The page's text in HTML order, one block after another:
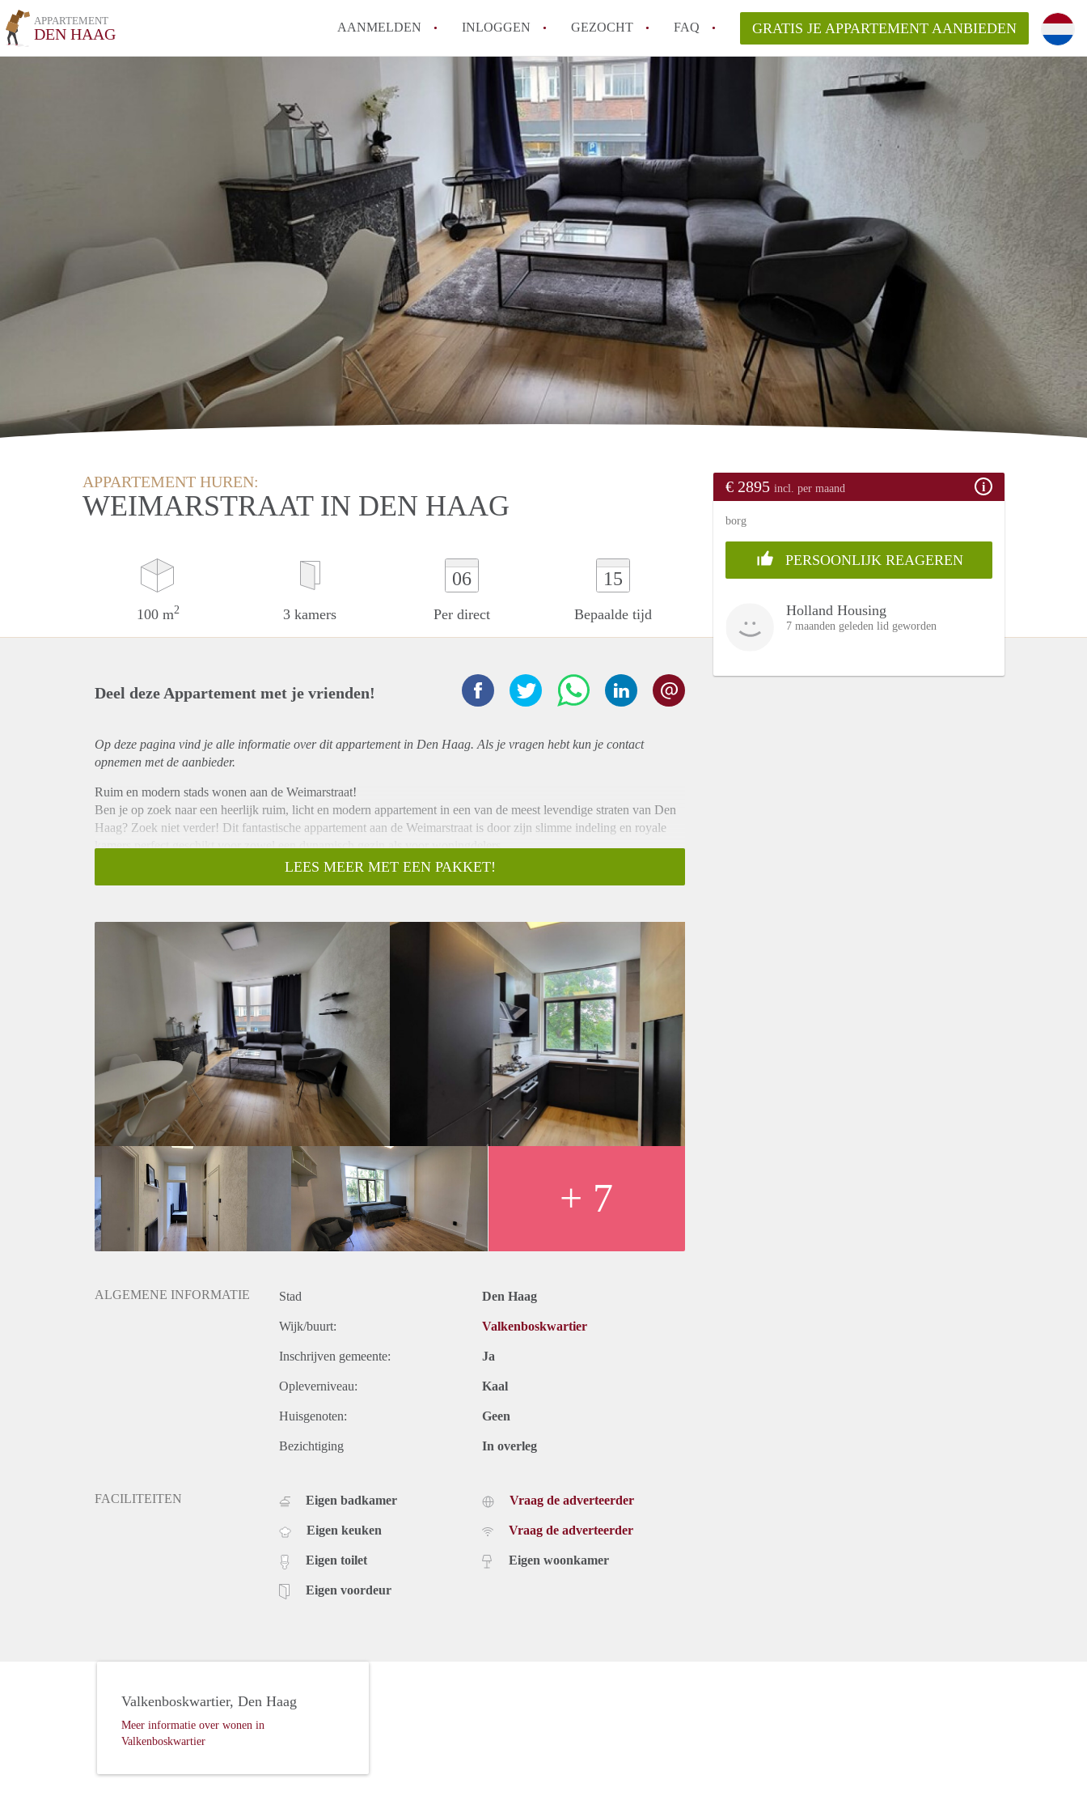
APPARTEMENT
DEN HAAG AANMELDEN INLOGGEN GEZOCHT FAQ
How to translate AppartementDenHaag!
Wat is Appartement-DenHaag?
Hoeveel kost het om te reageren op een Appartement in Den Haag?
Wat is de privacyverklaring van Appartement-DenHaag?
Berekent Appartement-DenHaag
makelaarsvergoeding/bemiddelingsvergoeding?
Alle veelgestelde vragen
GRATIS JE APPARTEMENT AANBIEDEN
APPARTEMENT HUREN:
WEIMARSTRAAT IN DEN HAAG
100 m2 3 kamers
06
Per direct
15
Bepaalde tijd
€ 2895 incl. per maand
borg
PERSOONLIJK REAGEREN
Holland Housing
7 maanden geleden lid geworden
Deel deze Appartement met je vrienden!
Op deze pagina vind je alle informatie over ditappartementin Den Haag. Als je vragen hebt kun je contact
opnemen met de aanbieder.
Ruim en modern stads wonen aan de Weimarstraat!
Ben je op zoek naar een heerlijk ruim, licht en modern appartement in een van de meest levendige straten van Den
Haag? Zoek niet verder! Dit fantastische appartement aan de Weimarstraat is door zijn slimme indeling en royale
kamers perfect geschikt voor zowel een dynamisch gezin als voor woningdelers.
Comfortabel & Stijlvol Binnenkomen
Bij binnenkomst valt direct de nette afwerking op. Het appartement beschikt over een royale, lichte woonkamer en
De moderne, strakke zwarte keuken is van alle gemakken voorzien, inclusief een gaskookplaat en een prachtig
uitzicht op het groen aan de achterzijde. De badkamer is een plaatje met een luxe inloopdouche met zwart stalen
frame, een breed wasmeubel met dubbele kranen en een handige, subtiel weggewerkte opstelling voor de
wasmachine en droger. Daarnaast is er een modern, separaat toilet aanwezig.
Wonen in het bruisende Regentessekwartier
De Weimarstraat staat bekend om haar gezellige, multiculturele en dorpse karakter midden in de stad. Werkelijk
alles wat je nodig hebt ligt binnen handbereik:
Winkels & Dagelijkse boodschappen: Van grote supermarkten tot lokale speciaalzaken, bakkers en biologische
winkels; je vindt het direct voor de deur.
Horeca & Cultuur: De straat en het nabijgelegen Regentesseplein barsten van de gezellige koffiebarretjes,
lunchrooms, pop-up stores en diverse restaurants.
Bereikbaarheid: Het openbaar vervoer (tram 3, 11 en 12) stopt om de hoek, waardoor je binnen no-time op het
Centraal Station, in het centrum van Den Haag of op het strand van Scheveningen bent.
Groen en Scholen: Verschillende parken, speeltuinen en (internationale) scholen liggen in de directe omgeving, wat
het ook voor gezinnen een toplocatie maakt.
Bijzonderheden:
Zeer geschikt voor een gezin of woningdelers.
Moderne keuken en luxe sanitair.
Volledig voorzien van een nette laminaatvloer.
LEES MEER MET EEN PAKKET!
+ 7
ALGEMENE INFORMATIE Stad Den Haag
Wijk/buurt: Valkenboskwartier
Inschrijven gemeente: Ja
Opleverniveau: Kaal
Huisgenoten: Geen
Bezichtiging In overleg
FACILITEITEN Eigen badkamer
Eigen keuken
Eigen toilet
Eigen voordeur
Vraag de adverteerder
Vraag de adverteerder
Eigen woonkamer
Valkenboskwartier, Den Haag
Meer informatie over wonen in
Valkenboskwartier